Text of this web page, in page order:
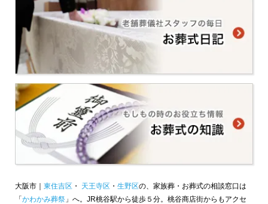
大阪市｜ 東住吉区 ・ 天王寺区 ・ 生野区の、家族葬・お葬式の相談窓口は
「かわかみ葬祭 」へ。JR桃谷駅から徒歩５分。桃谷商店街からもアクセ